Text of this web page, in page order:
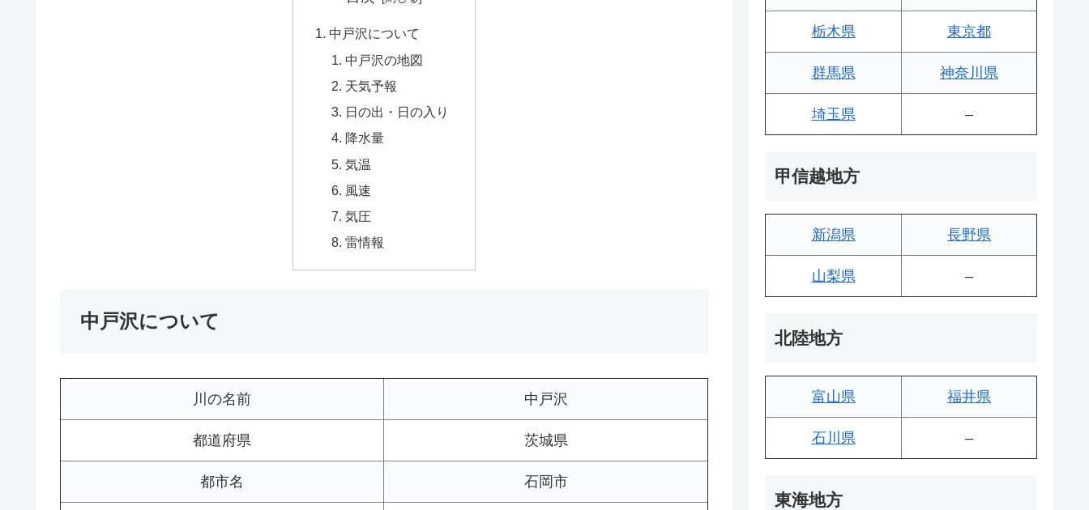
中戸沢について
中戸沢の地図
天気予報
日の出・日の入り
降水量
気温
風速
気圧
雷情報
中戸沢について
川の名前 中戸沢
都道府県 茨城県
都市名 石岡市
栃木県 東京都
群馬県 神奈川県
埼玉県 –
甲信越地方
新潟県 長野県
山梨県 –
北陸地方
富山県 福井県
石川県 –
東海地方